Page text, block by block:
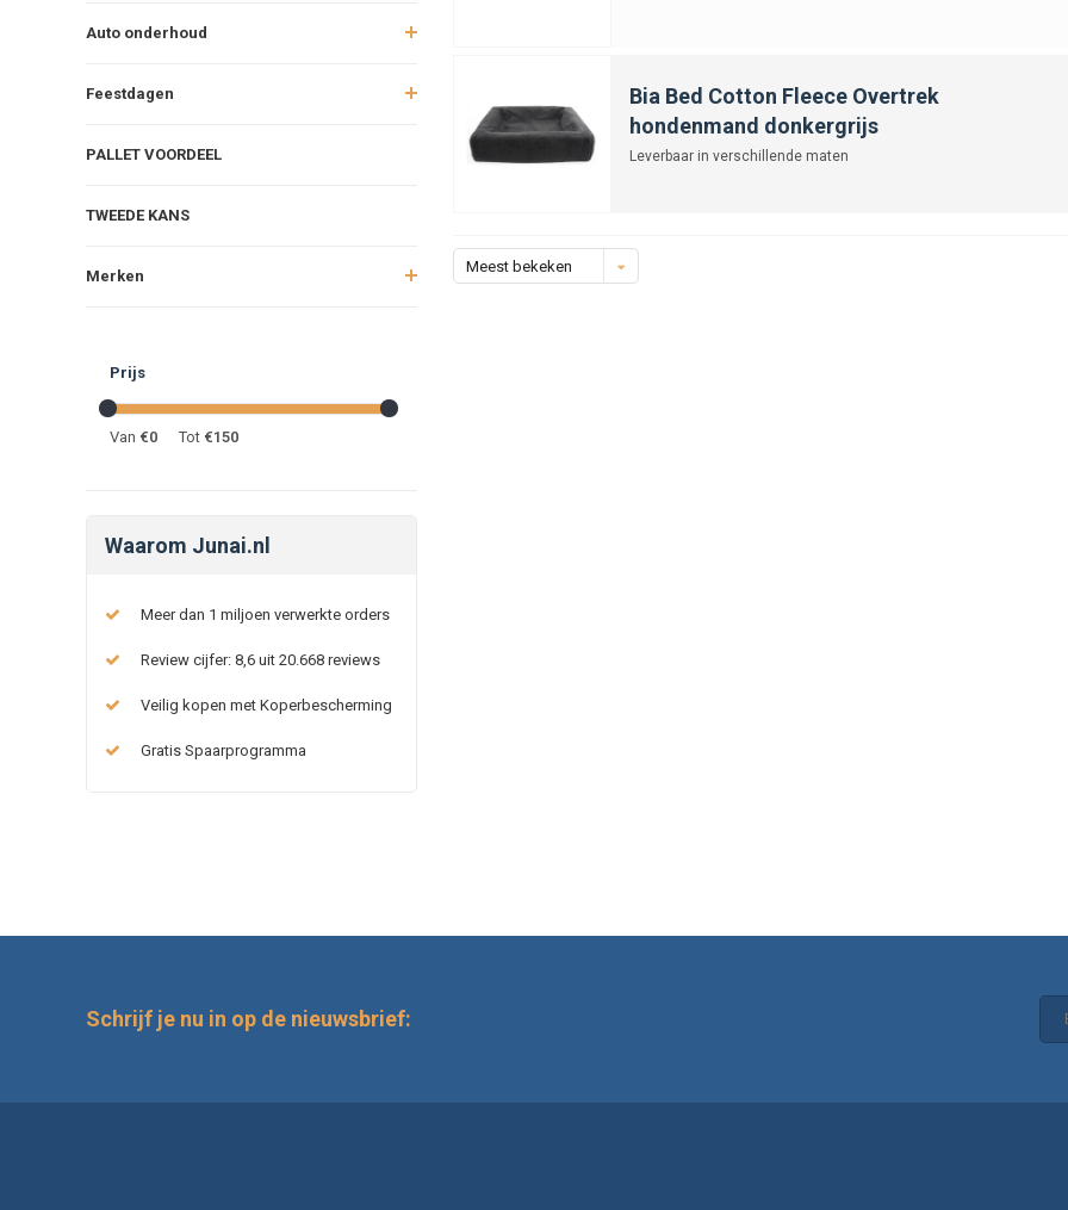
Auto onderhoud
Feestdagen
PALLET VOORDEEL
TWEEDE KANS
Merken
Prijs
Van €0 Tot €150
Waarom Junai.nl
Meer dan 1 miljoen verwerkte orders
Review cijfer: 8,6 uit 20.668 reviews
Veilig kopen met Koperbescherming
Gratis Spaarprogramma
Bia Bed Cotton Fleece Overtrek
hondenmand donkergrijs
Leverbaar in verschillende maten
Meest bekeken
Schrijf je nu in op de nieuwsbrief: